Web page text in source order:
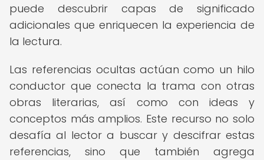
puede descubrir capas de significado
adicionales que enriquecen la experiencia de
la lectura.
Las referencias ocultas actúan como un hilo
conductor que conecta la trama con otras
obras literarias, así como con ideas y
conceptos más amplios. Este recurso no solo
desafía al lector a buscar y descifrar estas
referencias, sino que también agrega